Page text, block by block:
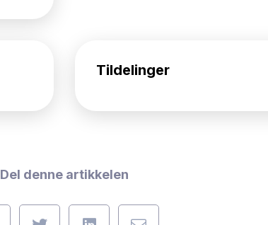
Tildelinger
Del denne artikkelen